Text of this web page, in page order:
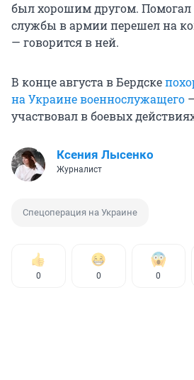
был хорошим другом. Помогал
службы в армии перешел на
— говорится в ней.
В конце августа в Бердске
на Украине военнослужащего
участвовал в боевых
Ксения Лысенко
Журналист
Спецоперация на Украине
0 0 0